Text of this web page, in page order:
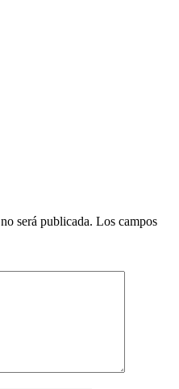
será publicada. Los campos